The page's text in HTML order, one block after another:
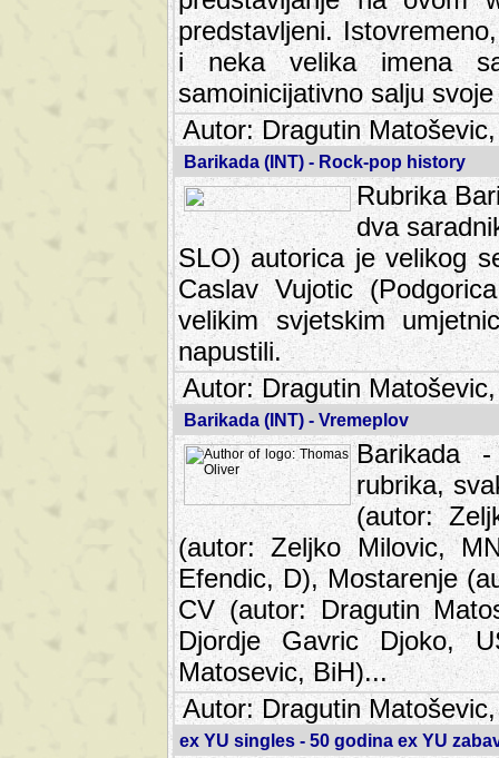
predstavljeni.
i neka velika imena
samoinicijativno salju
Autor: Dragutin
Barikada (INT) - Rock-pop history
Rubrika
dva
SLO) autorica je velikog
Caslav Vujotic
velikim svjetskim
napustili.
Autor: Dragutin
Barikada (INT) - Vremeplov
Barikada
rubrika,
(autor:
(autor: Zeljko Milovic,
Efendic, D), Mostarenje
CV (autor: Dragutin
Djordje Gavric Djoko,
Matosevic, BiH)...
Autor: Dragutin
ex YU singles - 50 godina ex YU